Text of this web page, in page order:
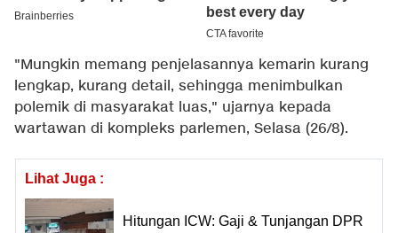
"Mungkin memang penjelasannya kemarin kurang
lengkap, kurang detail, sehingga menimbulkan
polemik di masyarakat luas," ujarnya kepada
wartawan di kompleks parlemen, Selasa (26/8).
Lihat Juga :
Hitungan ICW: Gaji & Tunjangan DPR